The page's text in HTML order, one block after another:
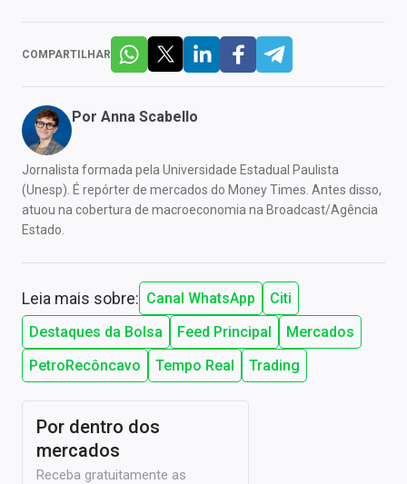
COMPARTILHAR
Por Anna Scabello
Jornalista formada pela Universidade Estadual Paulista
(Unesp). É repórter de mercados do Money Times. Antes disso,
atuou na cobertura de macroeconomia na Broadcast/Agência
Estado.
Leia mais sobre: Canal WhatsApp
Citi
Destaques da Bolsa
Feed Principal
Mercados
PetroRecôncavo
Tempo Real Trading
Por dentro dos
mercados
Receba gratuitamente as